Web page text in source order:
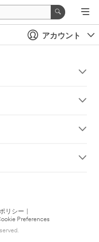
アカウント
リシー
Preferences